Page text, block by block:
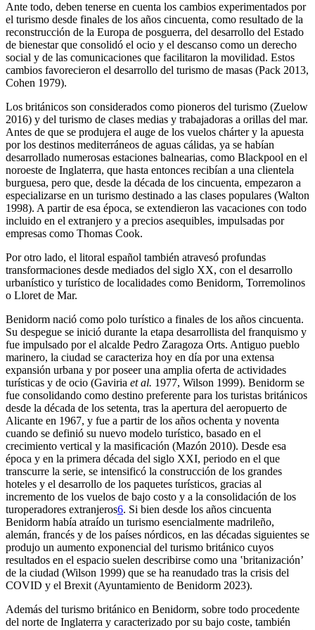
Ante todo, deben tenerse en cuenta los cambios experimentados por
el turismo desde finales de los años cincuenta, como resultado de la
reconstrucción de la Europa de posguerra, del desarrollo del Estado
de bienestar que consolidó el ocio y el descanso como un derecho
social y de las comunicaciones que facilitaron la movilidad. Estos
cambios favorecieron el desarrollo del turismo de masas (Pack 2013,
Cohen 1979).
Los británicos son considerados como pioneros del turismo (Zuelow
2016) y del turismo de clases medias y trabajadoras a orillas del mar.
Antes de que se produjera el auge de los vuelos chárter y la apuesta
por los destinos mediterráneos de aguas cálidas, ya se habían
desarrollado numerosas estaciones balnearias, como Blackpool en el
noroeste de Inglaterra, que hasta entonces recibían a una clientela
burguesa, pero que, desde la década de los cincuenta, empezaron a
especializarse en un turismo destinado a las clases populares (Walton
1998). A partir de esa época, se extendieron las vacaciones con todo
incluido en el extranjero y a precios asequibles, impulsadas por
empresas como Thomas Cook.
Por otro lado, el litoral español también atravesó profundas
transformaciones desde mediados del siglo XX, con el desarrollo
urbanístico y turístico de localidades como Benidorm, Torremolinos
o Lloret de Mar.
Benidorm nació como polo turístico a finales de los años cincuenta.
Su despegue se inició durante la etapa desarrollista del franquismo y
fue impulsado por el alcalde Pedro Zaragoza Orts. Antiguo pueblo
marinero, la ciudad se caracteriza hoy en día por una extensa
expansión urbana y por poseer una amplia oferta de actividades
turísticas y de ocio (Gaviria et al. 1977, Wilson 1999). Benidorm se
fue consolidando como destino preferente para los turistas británicos
desde la década de los setenta, tras la apertura del aeropuerto de
Alicante en 1967, y fue a partir de los años ochenta y noventa
cuando se definió su nuevo modelo turístico, basado en el
crecimiento vertical y la masificación (Mazón 2010). Desde esa
época y en la primera década del siglo XXI, periodo en el que
transcurre la serie, se intensificó la construcción de los grandes
hoteles y el desarrollo de los paquetes turísticos, gracias al
incremento de los vuelos de bajo costo y a la consolidación de los
turoperadores extranjeros6. Si bien desde los años cincuenta
Benidorm había atraído un turismo esencialmente madrileño,
alemán, francés y de los países nórdicos, en las décadas siguientes se
produjo un aumento exponencial del turismo británico cuyos
resultados en el espacio suelen describirse como una ʽbritanizaciónʼ
de la ciudad (Wilson 1999) que se ha reanudado tras la crisis del
COVID y el Brexit (Ayuntamiento de Benidorm 2023).
Además del turismo británico en Benidorm, sobre todo procedente
del norte de Inglaterra y caracterizado por su bajo coste, también